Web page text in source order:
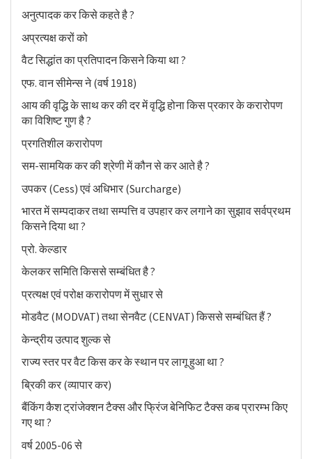
अनुत्पादक कर किसे कहते है ?
अप्रत्यक्ष करों को
वैट सिद्धांत का प्रतिपादन किसने किया था ?
एफ. वान सीमेन्स ने (वर्ष 1918)
आय की वृद्धि के साथ कर की दर में वृद्धि होना किस प्रकार के करारोपण
का विशिष्ट गुण है ?
प्रगतिशील करारोपण
सम-सामयिक कर की श्रेणी में कौन से कर आते है ?
उपकर (Cess) एवं अधिभार (Surcharge)
भारत में सम्पदाकर तथा सम्पत्ति व उपहार कर लगाने का सुझाव सर्वप्रथम
किसने दिया था ?
प्रो. केल्डार
केलकर समिति किससे सम्बंधित है ?
प्रत्यक्ष एवं परोक्ष करारोपण में सुधार से
मोडवैट (MODVAT) तथा सेनवैट (CENVAT) किससे सम्बंधित हैं ?
केन्द्रीय उत्पाद शुल्क से
राज्य स्तर पर वैट किस कर के स्थान पर लागू हुआ था ?
ब्रिकी कर (व्यापार कर)
बैंकिंग कैश ट्रांजेक्शन टैक्स और फ्रिंज बेनिफिट टैक्स कब प्रारम्भ किए
गए था ?
वर्ष 2005-06 से